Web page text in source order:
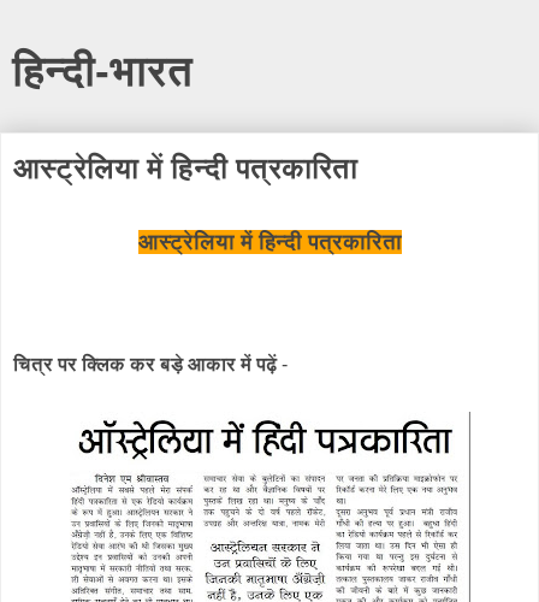
हिन्दी-भारत
आस्ट्रेलिया में हिन्दी पत्रकारिता
आस्ट्रेलिया में हिन्दी पत्रकारिता
चित्र पर क्लिक कर बड़े आकार में पढ़ें-